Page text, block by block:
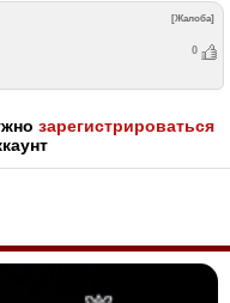
[Жалоба]
0
зарегистрироваться